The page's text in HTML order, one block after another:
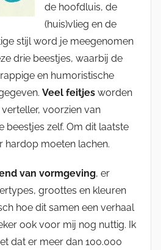
de hoofdluis, de
(huis)vlieg en de
stijl word je meegenomen
drie beestjes, waarbij de
en humoristische
Veel feitjes worden
voorzien van
beestjes zelf. Om dit laatste
hardop moeten lachen.
van vormgeving, er
groottes en kleuren
hoe dit samen een verhaal
ook voor mij nog nuttig. Ik
dat er meer dan 100.000